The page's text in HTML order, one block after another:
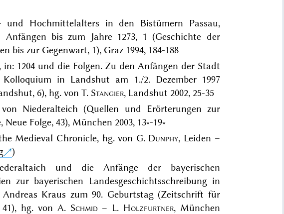
Hochmittelalters in den Bistümern Passau,
bis zum Jahre 1273, 1 (Geschichte der
zur Gegenwart, 1), Graz 1994, 184-188
1204 und die Folgen. Zu den Anfängen der Stadt
in Landshut am 1./2. Dezember 1997
6), hg. von T. Stangier, Landshut 2002, 25-35
Niederalteich (Quellen und Erörterungen zur
Folge, 43), München 2003, 13∗-19∗
Medieval Chronicle, hg. von G. Dunphy, Leiden –
)
und die Anfänge der bayerischen
zur bayerischen Landesgeschichtsschreibung in
Kraus zum 90. Geburtstag (Zeitschrift für
41), hg. von A. Schmid– L. Holzfurtner, München